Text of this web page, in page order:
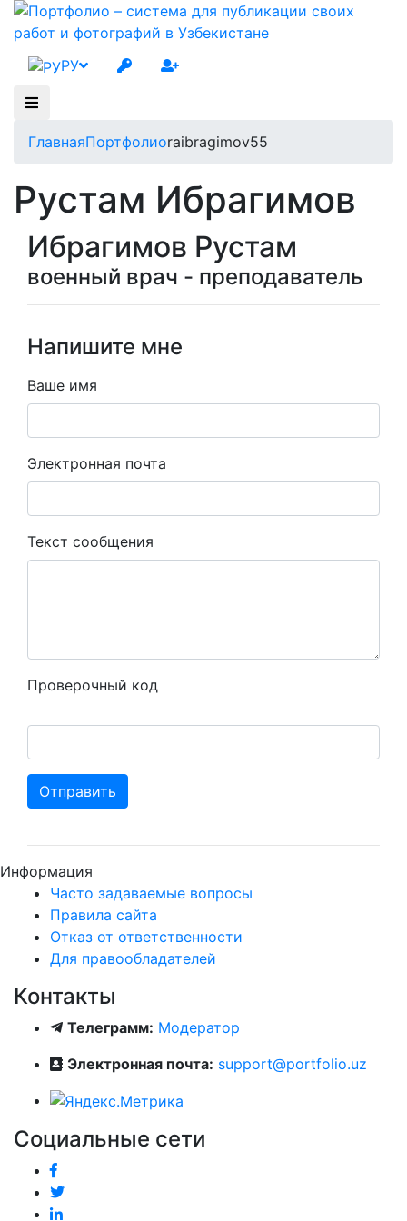
РУ
ГлавнаяПортфолиоraibragimov55
Рустам Ибрагимов
Ибрагимов Рустам
военный врач - преподаватель
Напишите мне
Ваше имя
Электронная почта
Текст сообщения
Проверочный код
Отправить
Информация
Часто задаваемые вопросы
Правила сайта
Отказ от ответственности
Для правообладателей
Контакты
Телеграмм: Модератор
Электронная почта: support@portfolio.uz
Социальные сети